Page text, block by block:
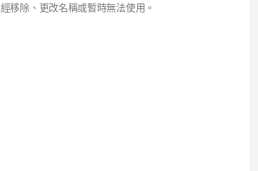
移除、更改名稱或暫時無法使用。